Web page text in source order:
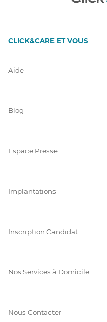
CLICK&CARE ET VOUS
Aide
Blog
Espace Presse
Implantations
Inscription Candidat
Nos Services à Domicile
Nous Contacter